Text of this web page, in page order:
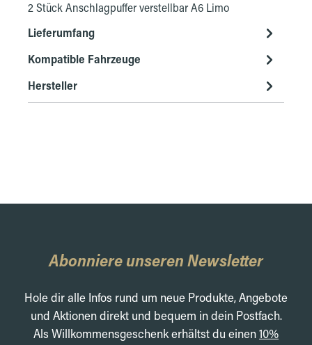
2 Stück Anschlagpuffer verstellbar A6 Limo
Lieferumfang
Kompatible Fahrzeuge
Hersteller
Abonniere unseren Newsletter
Hole dir alle Infos rund um neue Produkte, Angebote
und Aktionen direkt und bequem in dein Postfach.
Als Willkommensgeschenk erhältst du einen10%